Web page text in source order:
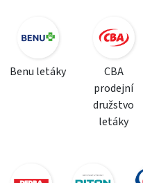
Benu letáky
CBA
prodejní
družstvo
letáky